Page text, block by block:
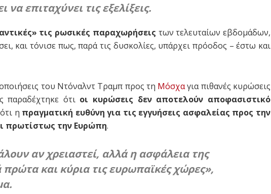
να επιταχύνει τις εξελίξεις.
τις ρωσικές παραχωρήσεις των τελευταίων εβδομάδων,
και τόνισε πως, παρά τις δυσκολίες, υπάρχει πρόοδος – έστω και
του Ντόναλντ Τραμπ προς τη Μόσχαγια πιθανές κυρώσεις
ότι οι κυρώσεις δεν αποτελούν αποφασιστικό
η πραγματική ευθύνη για τις εγγυήσεις ασφαλείας προς την
πρωτίστως την Ευρώπη.
αν χρειαστεί, αλλά η ασφάλεια της
και κύρια τις ευρωπαϊκές χώρες»,